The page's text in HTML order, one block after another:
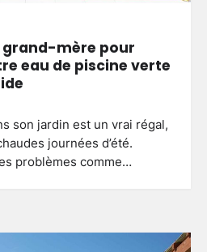
grand-mère pour
eau de piscine verte
son jardin est un vrai régal,
journées d’été.
problèmes comme…